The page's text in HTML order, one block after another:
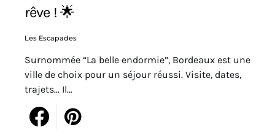
rêve ! 🌟
Les Escapades
Surnommée “La belle endormie”, Bordeaux est une
ville de choix pour un séjour réussi. Visite, dates,
trajets… Il…